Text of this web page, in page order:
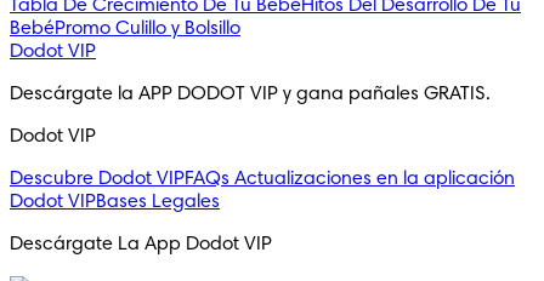
Tabla De Crecimiento De Tu BebéHitos Del Desarrollo De Tu
BebéPromo Culillo y Bolsillo
Dodot VIP
Descárgate la APP DODOT VIP y gana pañales GRATIS.
Dodot VIP
Descubre Dodot VIPFAQs Actualizaciones en la aplicación
Dodot VIPBases Legales
Descárgate La App Dodot VIP